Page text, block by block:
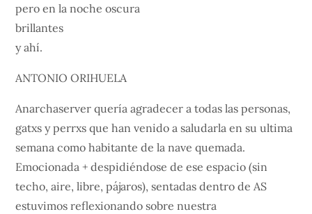
pero en la noche oscura
brillantes
y ahí.
ANTONIO ORIHUELA
Anarchaserver quería agradecer a todas las personas,
gatxs y perrxs que han venido a saludarla en su ultima
semana como habitante de la nave quemada.
Emocionada + despidiéndose de ese espacio (sin
techo, aire, libre, pájaros), sentadas dentro de AS
estuvimos reflexionando sobre nuestra